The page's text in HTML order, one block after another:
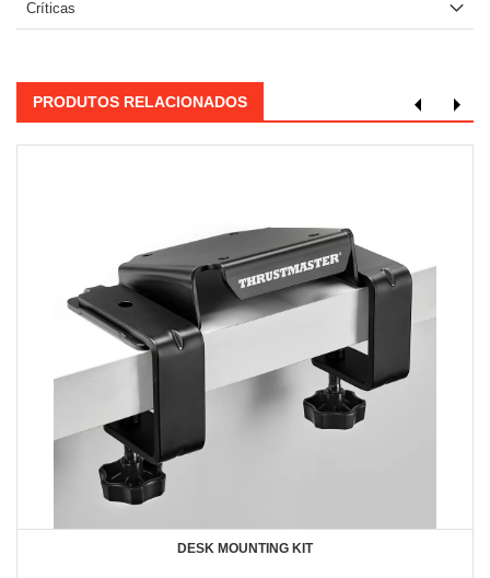
Críticas
PRODUTOS RELACIONADOS
DESK MOUNTING KIT